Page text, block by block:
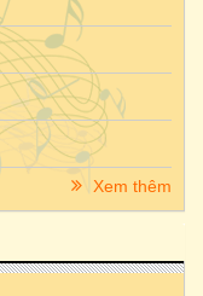
Xem thêm